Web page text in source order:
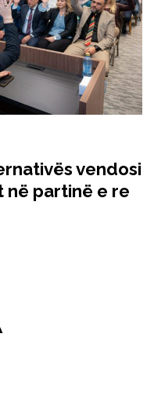
vendosi
në partinë e re